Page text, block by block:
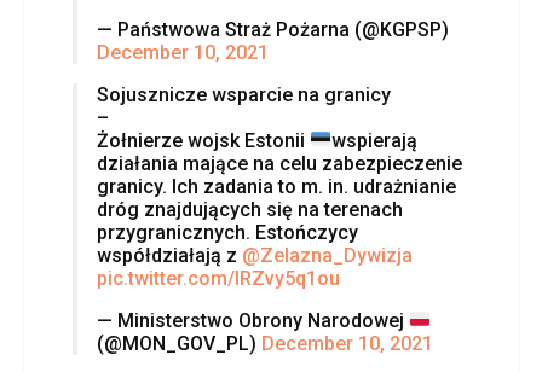
— Państwowa Straż Pożarna (@KGPSP)
December 10, 2021
Sojusznicze wsparcie na granicy
–
Żołnierze wojsk Estonii
wspierają
działania mające na celu zabezpieczenie
granicy. Ich zadania to m. in. udrażnianie
dróg znajdujących się na terenach
przygranicznych. Estończycy
współdziałają z @Zelazna_Dywizja
pic.twitter.com/IRZvy5q1ou
— Ministerstwo Obrony Narodowej
(@MON_GOV_PL) December 10, 2021